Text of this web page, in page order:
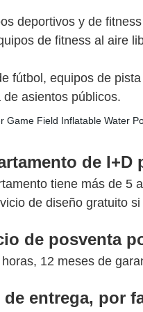
deportivos y de
de fitness al aire
fútbol, equipos de
asientos públicos.
de I+D
tiene más de 5
de diseño gratuito
de posventa
12 meses de
entrega, por